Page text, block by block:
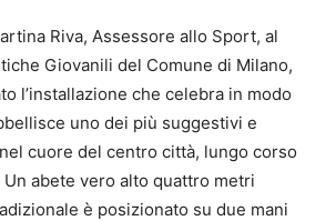
Riva, Assessore allo Sport, al
Giovanili del Comune di Milano,
l’installazione che celebra in modo
uno dei più suggestivi e
cuore del centro città, lungo corso
abete vero alto quattro metri
è posizionato su due mani